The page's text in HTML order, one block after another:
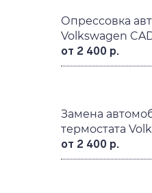
Опрессовка
Volkswagen
от 2 400 р.
Замена
термостата
от 2 400 р.